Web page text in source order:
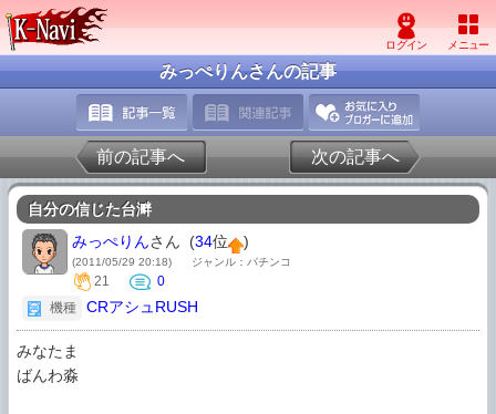
みっぺりんさんの記事
前の記事へ 次の記事へ
自分の信じた台溿
みっぺりんさん (34位 )
(2011/05/29 20:18) ジャンル：パチンコ
21
0
機種
CRアシュRUSH
みなたま
ばんわ淼